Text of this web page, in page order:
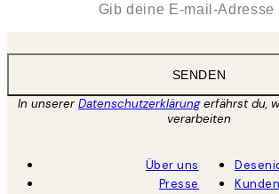
SENDEN
In unsererDatenschutzerklärungerfährst du,
verarbeiten
Über uns
Presse